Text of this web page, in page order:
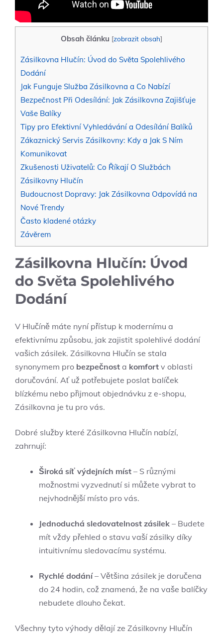
Obsah článku [zobrazit obsah]
Zásilkovna Hlučín: Úvod do Světa Spolehlivého
Dodání
Jak Funguje Služba Zásilkovna a Co Nabízí
Bezpečnost Při Odesílání: Jak Zásilkovna Zajišťuje
Vaše Balíky
Tipy pro Efektivní Vyhledávání a Odesílání Balíků
Zákaznický Servis Zásilkovny: Kdy a Jak S Ním
Komunikovat
Zkušenosti Uživatelů: Co Říkají O Službách
Zásilkovny Hlučín
Budoucnost Dopravy: Jak Zásilkovna Odpovídá na
Nové Trendy
Často kladené otázky
Závěrem
Zásilkovna Hlučín: Úvod
do Světa Spolehlivého
Dodání
V Hlučíně máte nyní přístup k modernímu a
efektivnímu způsobu, jak zajistit spolehlivé dodání
vašich zásilek. Zásilkovna Hlučín se stala
synonymem pro bezpečnost a komfort v oblasti
doručování. Ať už potřebujete poslat balíček
blízkému nebo přijmout objednávku z e-shopu,
Zásilkovna je tu pro vás.
Dobré služby které Zásilkovna Hlučín nabízí,
zahrnují:
Široká síť výdejních míst – S různými
možnostmi vyzvednutí si můžete vybrat to
nejvhodnější místo pro vás.
Jednoduchá sledovatelnost zásilek – Budete
mít vždy přehled o stavu vaší zásilky díky
intuitivnímu sledovacímu systému.
Rychlé dodání– Většina zásilek je doručena
do 24 hodin, což znamená, že na vaše balíčky
nebudete dlouho čekat.
Všechny tyto výhody dělají ze Zásilkovny Hlučín